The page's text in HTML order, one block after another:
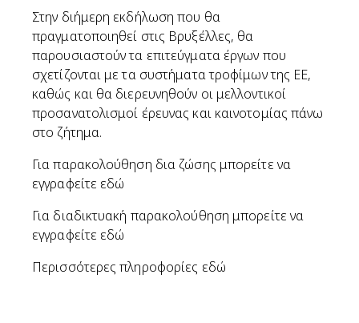
Στην διήμερη εκδήλωση που θα
πραγματοποιηθεί στις Βρυξέλλες, θα
παρουσιαστούν τα επιτεύγματα έργων που
σχετίζονται με τα συστήματα τροφίμων της ΕΕ,
καθώς και θα διερευνηθούν οι μελλοντικοί
προσανατολισμοί έρευνας και καινοτομίας πάνω
στο ζήτημα.
Για παρακολούθηση δια ζώσης μπορείτε να
εγγραφείτε εδώ
Για διαδικτυακή παρακολούθηση μπορείτε να
εγγραφείτε εδώ
Περισσότερες πληροφορίες εδώ